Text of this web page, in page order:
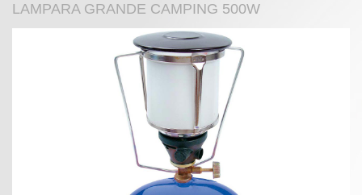
LAMPARA GRANDE CAMPING 500W